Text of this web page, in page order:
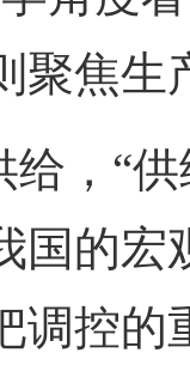
聚焦
，“
国的宏
调控的